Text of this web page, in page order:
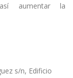
así aumentar la
s/n, Edificio